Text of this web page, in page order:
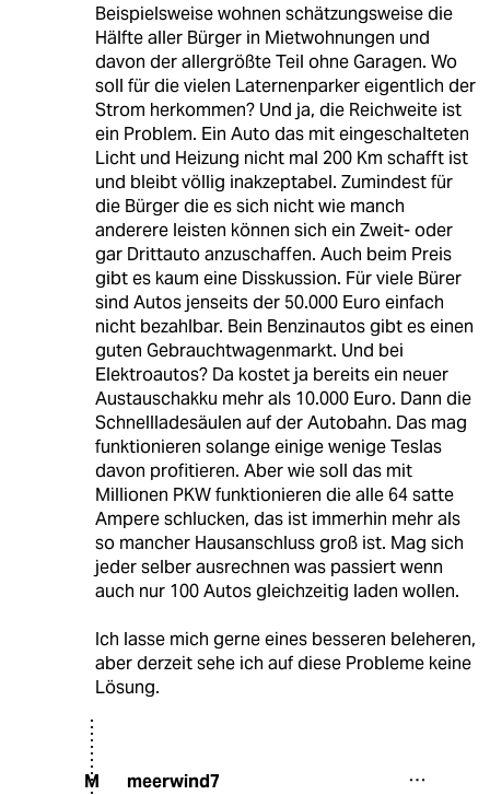
Beispielsweise wohnen schätzungsweise die
Hälfte aller Bürger in Mietwohnungen und
davon der allergrößte Teil ohne Garagen. Wo
soll für die vielen Laternenparker eigentlich der
Strom herkommen? Und ja, die Reichweite ist
ein Problem. Ein Auto das mit eingeschalteten
Licht und Heizung nicht mal 200 Km schafft ist
und bleibt völlig inakzeptabel. Zumindest für
die Bürger die es sich nicht wie manch
anderere leisten können sich ein Zweit- oder
gar Drittauto anzuschaffen. Auch beim Preis
gibt es kaum eine Disskussion. Für viele Bürer
sind Autos jenseits der 50.000 Euro einfach
nicht bezahlbar. Bein Benzinautos gibt es einen
guten Gebrauchtwagenmarkt. Und bei
Elektroautos? Da kostet ja bereits ein neuer
Austauschakku mehr als 10.000 Euro. Dann die
Schnellladesäulen auf der Autobahn. Das mag
funktionieren solange einige wenige Teslas
davon profitieren. Aber wie soll das mit
Millionen PKW funktionieren die alle 64 satte
Ampere schlucken, das ist immerhin mehr als
so mancher Hausanschluss groß ist. Mag sich
jeder selber ausrechnen was passiert wenn
auch nur 100 Autos gleichzeitig laden wollen.
Ich lasse mich gerne eines besseren beleheren,
aber derzeit sehe ich auf diese Probleme keine
Lösung.
M meerwind7